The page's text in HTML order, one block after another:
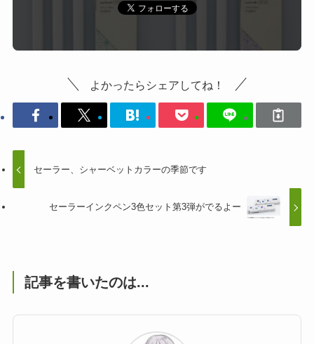
よかったらシェアしてね！
セーラー、シャーベットカラーの季節です
セーラーインクペン3色セット第3弾がでるよー
記事を書いたのは...